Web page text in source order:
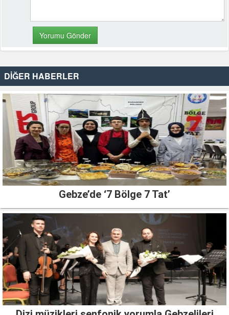
DİĞER HABERLER
Gebze’de ‘7 Bölge 7 Tat’